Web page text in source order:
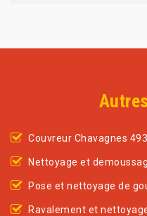
Couvreur Chavagnes
Nettoyage et
Pose et nettoyage de
Ravalement et